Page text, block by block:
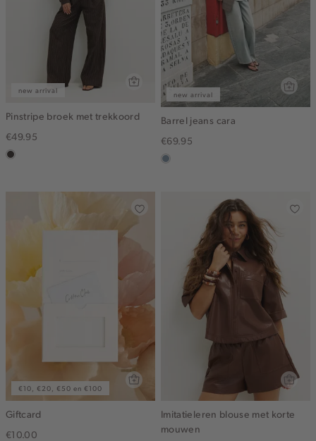
new arrival
Pinstripe broek met trekkoord
€49.95
choco
new arrival
Barrel jeans cara
€69.95
dusty
€10, €20, €50 en €100
Giftcard
€10.00
Imitatieleren blouse met korte
mouwen